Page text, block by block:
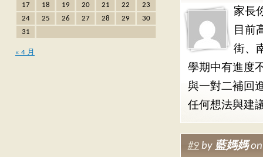
家長
目前
街、
學期中有進度
與一對二補回
任何想法與建
#9by 藍媽媽on
17
18 19 20 21 22
23
24
25 26 27 28 29
30
31
« 4 月